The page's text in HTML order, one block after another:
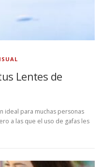
Lentes de
ideal para muchas personas
a las que el uso de gafas les